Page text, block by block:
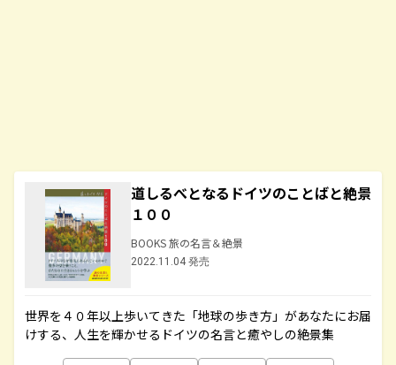
道しるべとなるドイツのことばと絶景
１００
BOOKS 旅の名言＆絶景
2022.11.04 発売
世界を４０年以上歩いてきた「地球の歩き方」があなたにお届
けする、人生を輝かせるドイツの名言と癒やしの絶景集